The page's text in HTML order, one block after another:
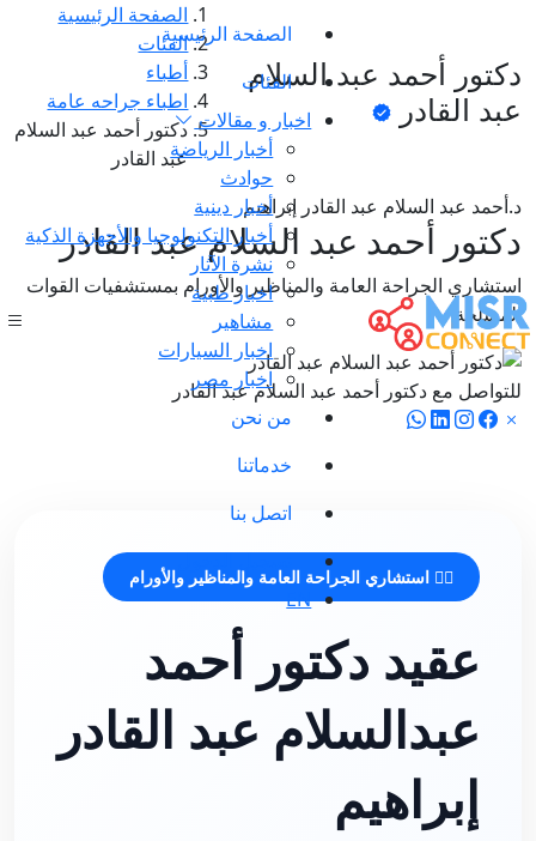
الصفحة الرئيسية
الفئات
اخبار و مقالات
أخبار الرياضة
حوادث
أخبار دينية
أخبار التكنولوجيا والأجهزة الذكية
نشرة الآثار
اخبار طبية
مشاهير
اخبار السيارات
اخبار مصر
من نحن
خدماتنا
اتصل بنا
تسجيل الدخول
EN
دكتور أحمد عبد السلام
عبد القادر
الصفحة الرئيسية
الفئات
أطباء
اطباء جراحه عامة
دكتور أحمد عبد السلام
عبد القادر
د.أحمد عبد السلام عبد القادر إبراهيم
دكتور أحمد عبد السلام عبد القادر
استشاري الجراحة العامة والمناظير والأورام بمستشفيات القوات
المسلحة
للتواصل مع دكتور أحمد عبد السلام عبد القادر
👨‍⚕️ استشاري الجراحة العامة والمناظير والأورام
عقيد دكتور أحمد
عبدالسلام عبد القادر
إبراهيم